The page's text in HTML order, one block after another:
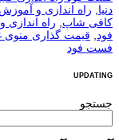
دنیا, راه اندازی و
کافی شاپ, راه
فود, قیمت گذاری
فست فود
UPDATING
جستجو